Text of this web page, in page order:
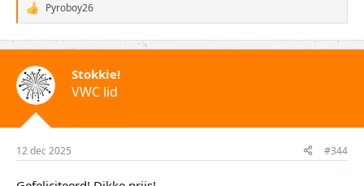
W
a
a
r
d
e
r
i
n
n
Pyroboy26
Stokkie!
VWC lid
12 dec 2025 #344